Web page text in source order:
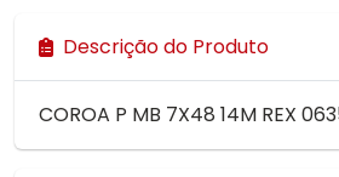
Descrição do Produto
COROA P MB 7X48 14M REX